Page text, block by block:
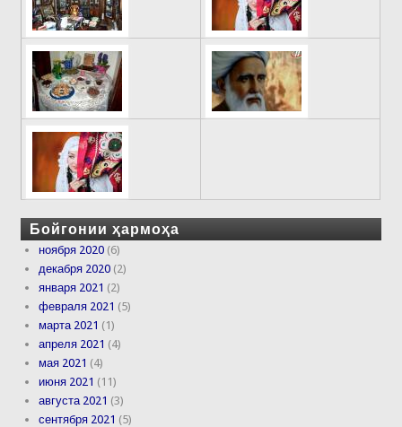
Бойгонии ҳармоҳа
ноября 2020 (6)
декабря 2020 (2)
января 2021 (2)
февраля 2021 (5)
марта 2021 (1)
апреля 2021 (4)
мая 2021 (4)
июня 2021 (11)
августа 2021 (3)
сентября 2021 (5)